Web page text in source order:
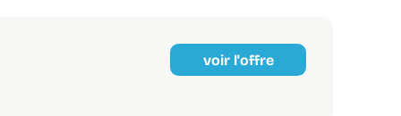
voir l'offre